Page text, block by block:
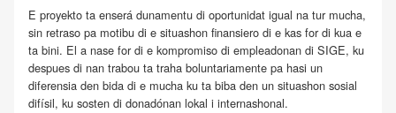
E proyekto ta enserá dunamentu di oportunidat igual na tur mucha,
sin retraso pa motibu di e situashon finansiero di e kas for di kua e
ta bini. El a nase for di e kompromiso di empleadonan di SIGE, ku
despues di nan trabou ta traha boluntariamente pa hasi un
diferensia den bida di e mucha ku ta biba den un situashon sosial
difísil, ku sosten di donadónan lokal i internashonal.